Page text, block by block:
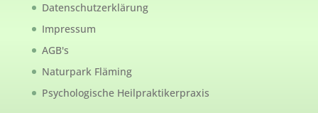
Datenschutzerklärung
Impressum
AGB's
Naturpark Fläming
Psychologische Heilpraktikerpraxis